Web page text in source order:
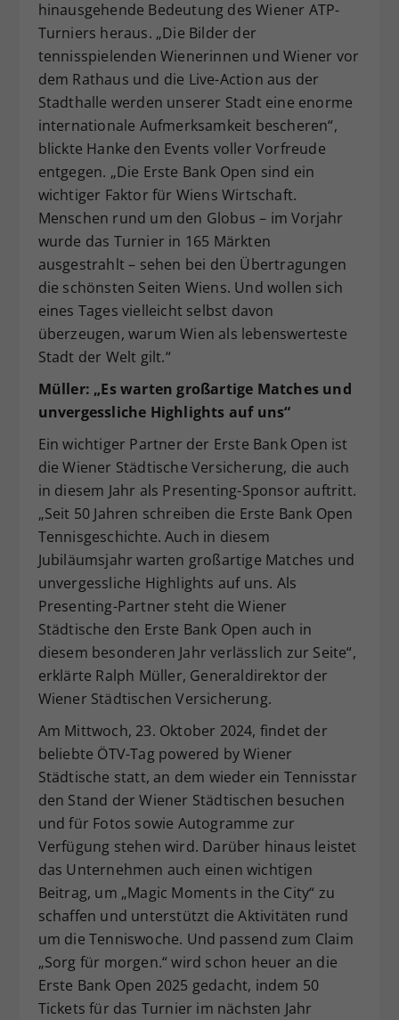
hinausgehende Bedeutung des Wiener ATP-
Turniers heraus. „Die Bilder der
tennisspielenden Wienerinnen und Wiener vor
dem Rathaus und die Live-Action aus der
Stadthalle werden unserer Stadt eine enorme
internationale Aufmerksamkeit bescheren“,
blickte Hanke den Events voller Vorfreude
entgegen. „Die Erste Bank Open sind ein
wichtiger Faktor für Wiens Wirtschaft.
Menschen rund um den Globus – im Vorjahr
wurde das Turnier in 165 Märkten
ausgestrahlt – sehen bei den Übertragungen
die schönsten Seiten Wiens. Und wollen sich
eines Tages vielleicht selbst davon
überzeugen, warum Wien als lebenswerteste
Stadt der Welt gilt.“
Müller: „Es warten großartige Matches und
unvergessliche Highlights auf uns“
Ein wichtiger Partner der Erste Bank Open ist
die Wiener Städtische Versicherung, die auch
in diesem Jahr als Presenting-Sponsor auftritt.
„Seit 50 Jahren schreiben die Erste Bank Open
Tennisgeschichte. Auch in diesem
Jubiläumsjahr warten großartige Matches und
unvergessliche Highlights auf uns. Als
Presenting-Partner steht die Wiener
Städtische den Erste Bank Open auch in
diesem besonderen Jahr verlässlich zur Seite“,
erklärte Ralph Müller, Generaldirektor der
Wiener Städtischen Versicherung.
Am Mittwoch, 23. Oktober 2024, findet der
beliebte ÖTV-Tag powered by Wiener
Städtische statt, an dem wieder ein Tennisstar
den Stand der Wiener Städtischen besuchen
und für Fotos sowie Autogramme zur
Verfügung stehen wird. Darüber hinaus leistet
das Unternehmen auch einen wichtigen
Beitrag, um „Magic Moments in the City“ zu
schaffen und unterstützt die Aktivitäten rund
um die Tenniswoche. Und passend zum Claim
„Sorg für morgen.“ wird schon heuer an die
Erste Bank Open 2025 gedacht, indem 50
Tickets für das Turnier im nächsten Jahr